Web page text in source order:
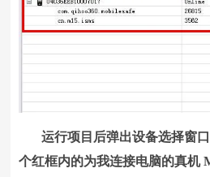
运行项目后弹出设备选择窗口
个红框内的为我连接电脑的真机